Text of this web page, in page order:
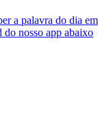
a palavra do dia
do nosso app abaixo